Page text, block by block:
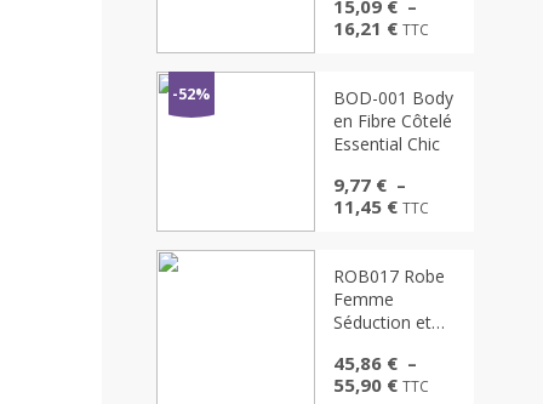
femme, col
roulé ajusté
15,09 € –
16,21 €Plage
15,09 €
à
16,21 €
TTC
-52%
BOD-001 Body
en Fibre Côtelé
Essential Chic
9,77 € –
11,45 €Plage
9,77 €
11,45 €
TTC
ROB017 Robe
Femme
Séduction et
Lacé & Drapé
Glamour
45,86 € –
55,90 €Plage
TTC